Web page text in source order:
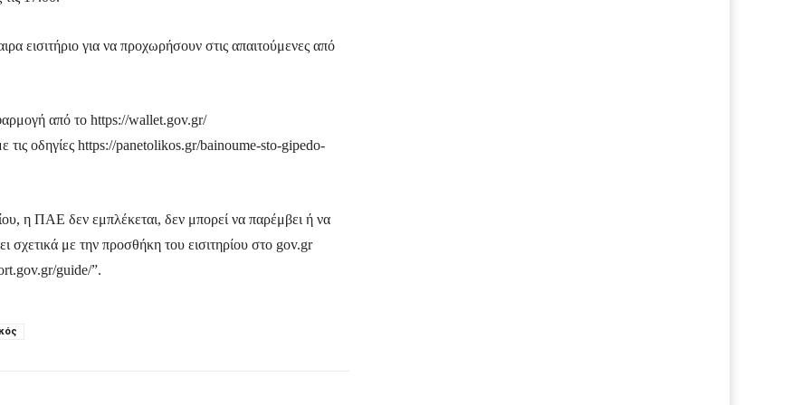
εισιτήριο για να προχωρήσουν στις απαιτούμενες από
από το https://wallet.gov.gr/
τις οδηγίες https://panetolikos.gr/bainoume-sto-gipedo-
η ΠΑΕ δεν εμπλέκεται, δεν μπορεί να παρέμβει ή να
σχετικά με την προσθήκη του εισιτηρίου στο gov.gr
guide/”.